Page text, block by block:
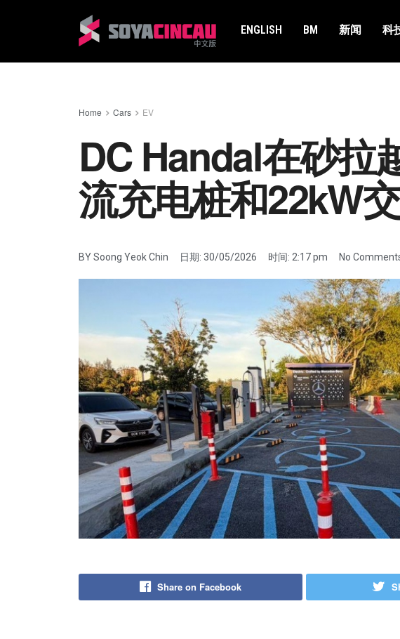
ENGLISH BM 新闻 科
Home Cars EV
DC Handal在砂拉
流充电桩和22kW
BYSoong Yeok Chin 日期: 30/05/2026 时间: 2:17 pm No
Share on Facebook